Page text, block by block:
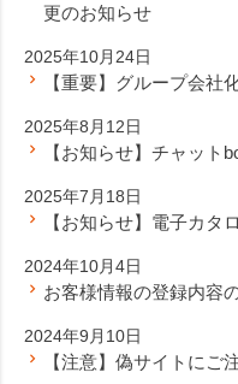
更のお知らせ
2025年10月24日
【重要】グループ会社
2025年8月12日
【お知らせ】チャット
2025年7月18日
【お知らせ】電子カタ
2024年10月4日
お客様情報の登録内容
2024年9月10日
【注意】偽サイトにご